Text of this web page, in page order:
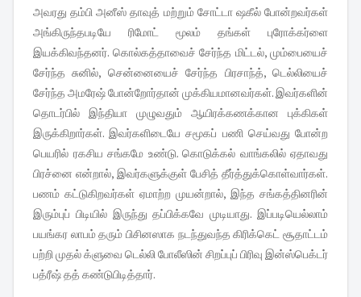
அவரது தம்பி அனீஸ் தாவுத் மற்றும் சோட்டா ஷகீல் போன்றவர்கள்
அங்கிருந்தபடியே ரிமோட் மூலம் தங்கள் புரோக்கர்ளை
இயக்கிவந்தனர். கொல்கத்தாவைச் சேர்ந்த மிட்டல், மும்பையைச்
சேர்ந்த சுனில், சென்னையைச் சேர்ந்த பிரசாந்த், டெல்லியைச்
சேர்ந்த அமரேஷ் போன்றோர்தான் முக்கியமானவர்கள். இவர்களின்
தொடர்பில் இந்தியா முழுவதும் ஆயிரக்கணக்கான புக்கிகள்
இருக்கிறார்கள். இவர்களிடையே சமூகப் பணி செய்வது போன்ற
பெயரில் ரகசிய சங்கமே உண்டு. கொடுக்கல் வாங்கலில் ஏதாவது
பிரச்னை என்றால், இவர்களுக்குள் பேசித் தீர்த்துக்கொள்வார்கள்.
பணம் கட்டுகிறவர்கள் ஏமாற்ற முயன்றால், இந்த சங்கத்தினரின்
இரும்புப் பிடியில் இருந்து தப்பிக்கவே முடியாது. இப்படியெல்லாம்
பயங்கர லாபம் தரும் பிசினஸாக நடந்துவந்த கிரிக்கெட் சூதாட்டம்
பற்றி முதல் க்ளுவை டெல்லி போலீஸின் சிறப்புப் பிரிவு இன்ஸ்பெக்டர்
பத்ரீஷ் தத் கண்டுபிடித்தார்.